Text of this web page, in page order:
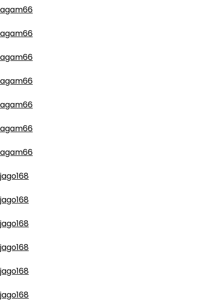
agam66
agam66
agam66
agam66
agam66
agam66
agam66
jago168
jago168
jago168
jago168
jago168
jago168